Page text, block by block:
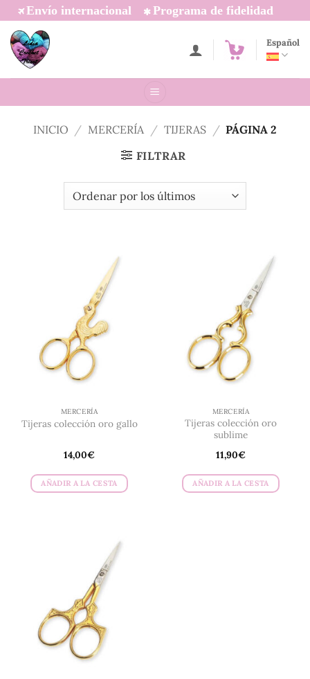
Saltar
al
contenido
Envío internacional Programa de fidelidad
Español
INICIO / MERCERÍA / TIJERAS / PÁGINA 2
FILTRAR
MERCERÍA
Tijeras colección oro gallo
14,00€
AÑADIR A LA CESTA
MERCERÍA
Tijeras colección oro
sublime
11,90€
AÑADIR A LA CESTA